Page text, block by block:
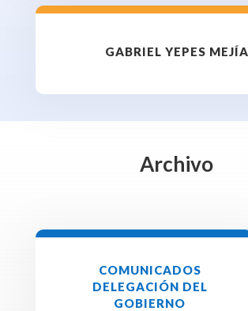
GABRIEL YEPES MEJÍA
Archivo
COMUNICADOS
DELEGACIÓN DEL
GOBIERNO